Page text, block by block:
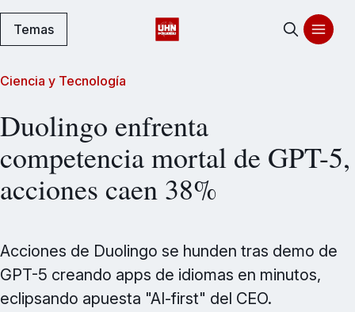
Temas
Ciencia y Tecnología
Duolingo enfrenta
competencia mortal de GPT-5,
acciones caen 38%
Acciones de Duolingo se hunden tras demo de
GPT-5 creando apps de idiomas en minutos,
eclipsando apuesta "AI-first" del CEO.